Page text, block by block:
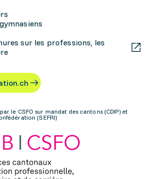
sur les professions, les
le CSFO sur mandat des cantons (CDIP) et
(SEFRI)